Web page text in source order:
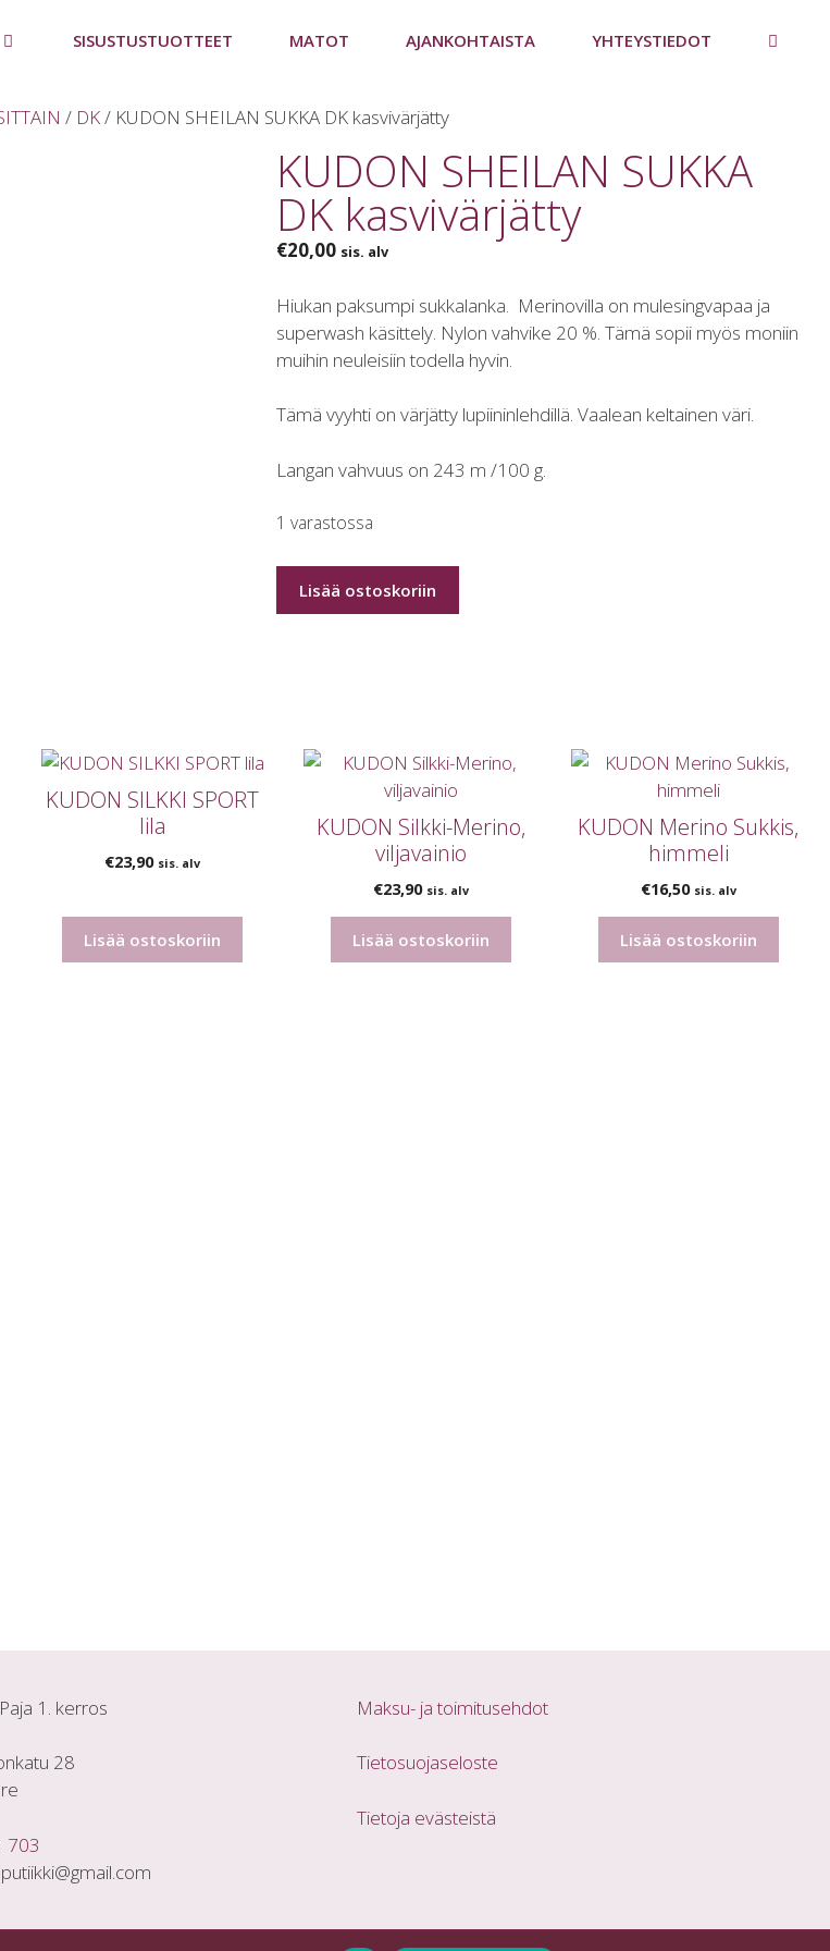
SISUSTUSTUOTTEET MATOT AJANKOHTAISTA YHTEYSTIEDOT
/ DK/ KUDON SHEILAN SUKKA DK kasvivärjätty
KUDON SHEILAN SUKKA
DK kasvivärjätty
€20,00 sis. alv
Hiukan paksumpi sukkalanka. Merinovilla on mulesingvapaa ja
superwash käsittely. Nylon vahvike 20 %. Tämä sopii myös moniin
muihin neuleisiin todella hyvin.
Tämä vyyhti on värjätty lupiininlehdillä. Vaalean keltainen väri.
Langan vahvuus on 243 m /100 g.
1 varastossa
KUDON
SHEILAN
Lisää ostoskoriin
KUDON SILKKI SPORT
lila
€23,90 sis. alv
Lisää ostoskoriin
KUDON Silkki-Merino,
viljavainio
€23,90 sis. alv
Lisää ostoskoriin
KUDON Merino Sukkis,
himmeli
€16,50 sis. alv
Lisää ostoskoriin
1. kerros
28
703
Maksu- ja toimitusehdot
Tietosuojaseloste
Tietoja evästeistä